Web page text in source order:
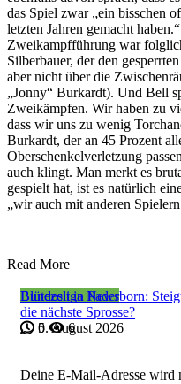
das Spiel zwar „ein bisschen
letzten Jahren gemacht
Zweikampfführung war
Silberbauer, der den
aber nicht über die
„Jonny“ Burkardt). Und Bell
Zweikämpfen. Wir haben zu
dass wir uns zu wenig
Burkardt, der an 45 Prozent
Oberschenkelverletzung
auch klingt. Man merkt es
gespielt hat, ist es natürlich
„wir auch mit anderen
Read More
Bundesliga News
Blütezeit in Paderborn:
die nächste Sprosse?
5. August 2026
0 6
Deine E-Mail-Adresse wird